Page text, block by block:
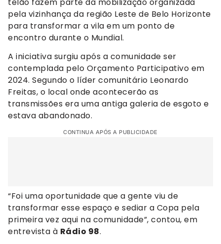
pela vizinhança da região Leste de Belo Horizonte
para transformar a vila em um ponto de
encontro durante o Mundial.
A iniciativa surgiu após a comunidade ser
contemplada pelo Orçamento Participativo em
2024. Segundo o líder comunitário Leonardo
Freitas, o local onde acontecerão as
transmissões era uma antiga galeria de esgoto e
estava abandonado.
CONTINUA APÓS A PUBLICIDADE
“Foi uma oportunidade que a gente viu de
transformar esse espaço e sediar a Copa pela
primeira vez aqui na comunidade”, contou, em
entrevista à Rádio 98.